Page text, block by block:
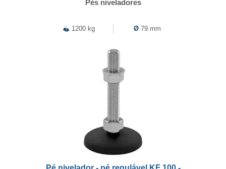
Pés niveladores
1200 kg Ø 79 mm